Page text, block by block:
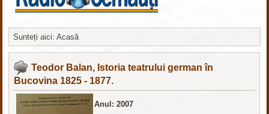
Sunteți aici:Acasă
Teodor Balan, Istoria teatrului german în
Bucovina 1825 - 1877.
Anul: 2007